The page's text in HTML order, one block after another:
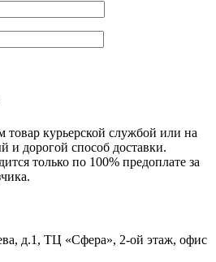
курьерской службой или на
и дорогой способ доставки.
только по 100% предоплате за
д.1, ТЦ «Сфера», 2-ой этаж, офис